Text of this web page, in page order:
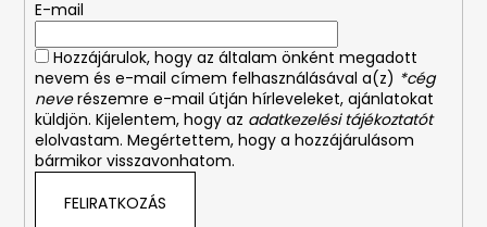
E-mail
Hozzájárulok, hogy az általam önként megadott
nevem és e-mail címem felhasználásával a(z) *cég
neverészemre e-mail útján hírleveleket, ajánlatokat
küldjön. Kijelentem, hogy az adatkezelési tájékoztatót
elolvastam. Megértettem, hogy a hozzájárulásom
bármikor visszavonhatom.
FELIRATKOZÁS